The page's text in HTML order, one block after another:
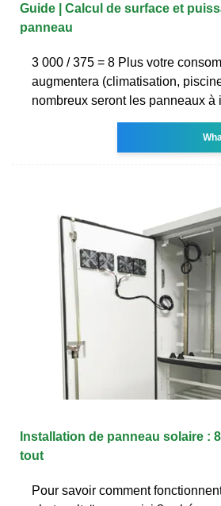
Guide | Calcul de surface et
panneau
3 000 / 375 = 8 Plus votre
augmentera (climatisation,
nombreux seront les panneaux à
Installation de panneau solaire :
tout
Pour savoir comment